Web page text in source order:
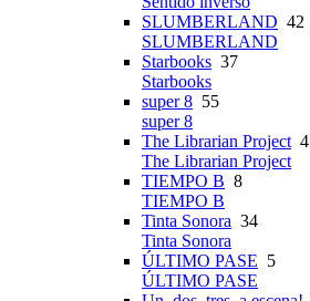
SLUMBERLAND 42
SLUMBERLAND
Starbooks 37
Starbooks
super 8 55
super 8
The Librarian Project 4
The Librarian Project
TIEMPO B 8
TIEMPO B
Tinta Sonora 34
Tinta Sonora
ÚLTIMO PASE 5
ÚLTIMO PASE